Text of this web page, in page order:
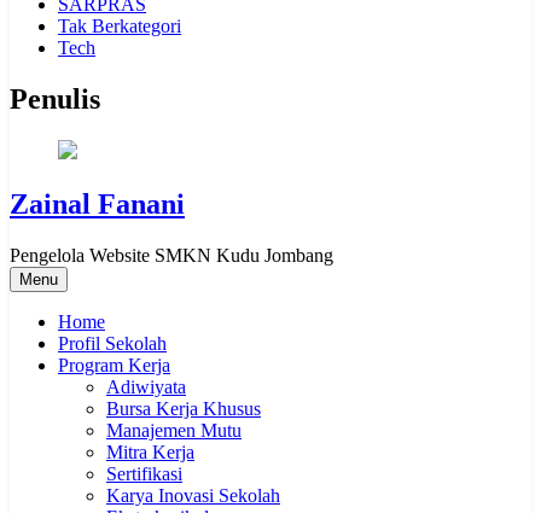
SARPRAS
Tak Berkategori
Tech
Penulis
Zainal Fanani
Pengelola Website SMKN Kudu Jombang
Menu
Home
Profil Sekolah
Program Kerja
Adiwiyata
Bursa Kerja Khusus
Manajemen Mutu
Mitra Kerja
Sertifikasi
Karya Inovasi Sekolah